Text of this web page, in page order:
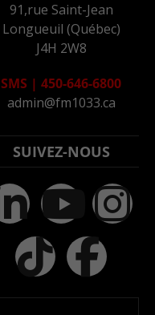
91,rue Saint-Jean
Longueuil (Québec)
J4H 2W8
SMS | 450-646-6800
admin@fm1033.ca
SUIVEZ-NOUS